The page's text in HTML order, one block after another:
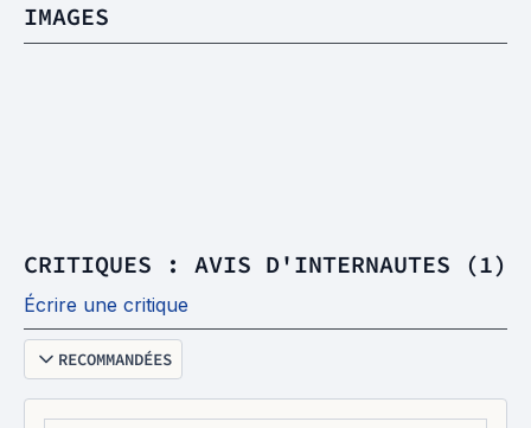
IMAGES
CRITIQUES : AVIS D'INTERNAUTES (1)
Écrire une critique
RECOMMANDÉES